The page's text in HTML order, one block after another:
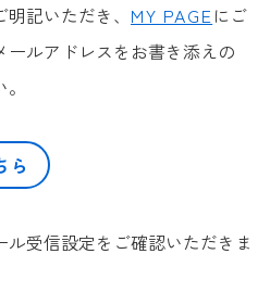
記いただき、 MY PAGE にご
ルアドレスをお書き添えの
ら
受信設定をご確認いただきま